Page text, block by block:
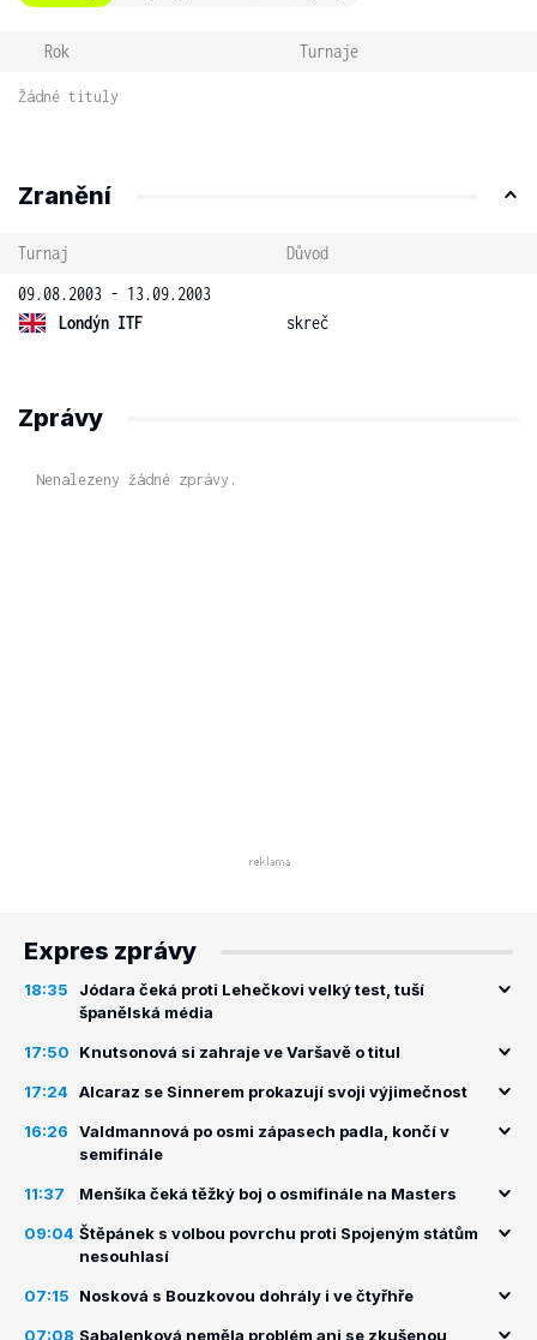
Rok Turnaje
Žádné tituly
Zranění
Turnaj
Důvod
09.08.2003 - 13.09.2003
Londýn ITF
skreč
Zprávy
Nenalezeny žádné zprávy.
Expres zprávy
18:35
Jódara čeká proti Lehečkovi velký test, tuší
španělská média
17:50 Knutsonová si zahraje ve Varšavě o titul
17:24 Alcaraz se Sinnerem prokazují svoji výjimečnost
16:26
Valdmannová po osmi zápasech padla, končí v
semifinále
11:37 Menšíka čeká těžký boj o osmifinále na Masters
09:04 Štěpánek s volbou povrchu proti Spojeným státům
nesouhlasí
07:15 Nosková s Bouzkovou dohrály i ve čtyřhře
07:08 Sabalenková neměla problém ani se zkušenou